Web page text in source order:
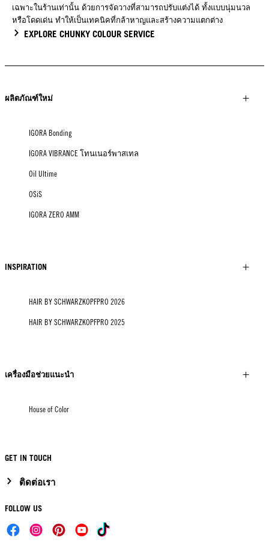
เฉพาะในร้านเท่านั้น ด้วยการจัดวางที่สามารถปรับแต่งได้ ทั้งแบบนุ่มนวล
หรือโดดเด่น ทำให้เป็นเทคนิคที่กล้าหาญและสร้างความแตกต่าง
EXPLORE CHUNKY COLOUR SERVICE
ผลิตภัณฑ์ใหม่
IGORA Bonding
IGORA VIBRANCE โทนเนอร์พาสเทล
Oil Ultime
OSiS
IGORA ZERO AMM
INSPIRATION
HAIR BY SCHWARZKOPFPRO 2026
HAIR BY SCHWARZKOPFPRO 2025
เครื่องมือช่วยแนะนำ
House of Color
GET IN TOUCH
ติดต่อเรา
FOLLOW US